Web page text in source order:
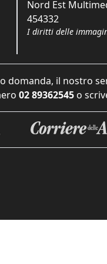
Nord Est
454332
I diritti delle
domanda, il nostro
02 89362545 o